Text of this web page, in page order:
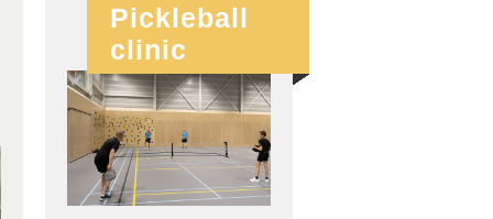
Pickleball
clinic